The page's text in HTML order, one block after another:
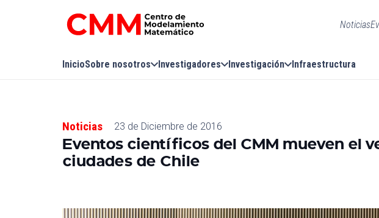
Noticias
InicioSobre nosotros Investigadores Investigación Infraestructura
Noticias 23 de Diciembre de 2016
Eventos científicos del CMM mueven el
ciudades de Chile